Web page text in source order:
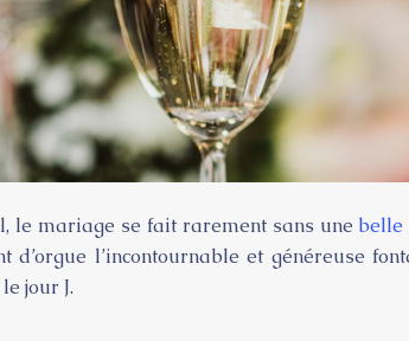
le mariage se fait rarement sans une belle
d’orgue l’incontournable et généreuse
jour J.